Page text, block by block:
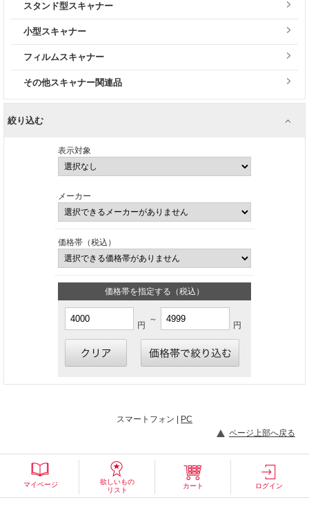
スタンド型スキャナー
小型スキャナー
フィルムスキャナー
その他スキャナー関連品
絞り込む
表示対象
メーカー
価格帯（税込）
価格帯を指定する（税込）
円
～
円
スマートフォン |
PC
ページ上部へ戻る
マイページ
欲しいもの
リスト
カート ログイン